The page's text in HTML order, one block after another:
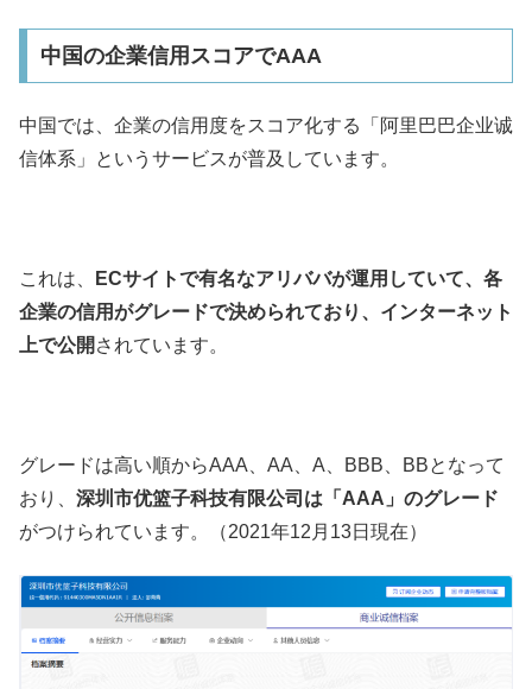
中国の企業信用スコアでAAA
中国では、企業の信用度をスコア化する「阿里巴巴企业诚
信体系」というサービスが普及しています。
これは、
ECサイトで有名なアリババが運用していて、各
企業の信用がグレードで決められており、インターネット
上で公開 されています。
グレードは高い順からAAA、AA、A、BBB、BBとなって
おり、 深圳市优篮子科技有限公司は「AAA」のグレード
がつけられています。（2021年12月13日現在）